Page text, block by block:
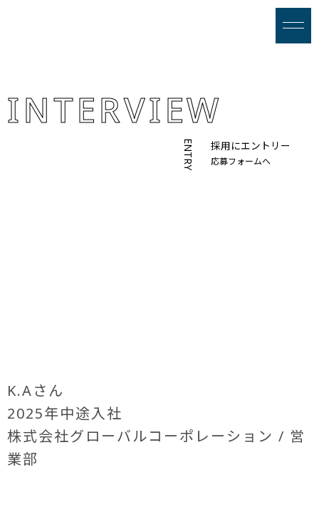
INTERVIEW
ENTRY 採用にエントリー
応募フォームへ
K.Aさん
2025年中途入社
株式会社グローバルコーポレーション / 営
業部